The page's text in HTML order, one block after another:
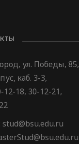
ул. Победы, 85,
каб. 3-3,
12-18, 30-12-21,